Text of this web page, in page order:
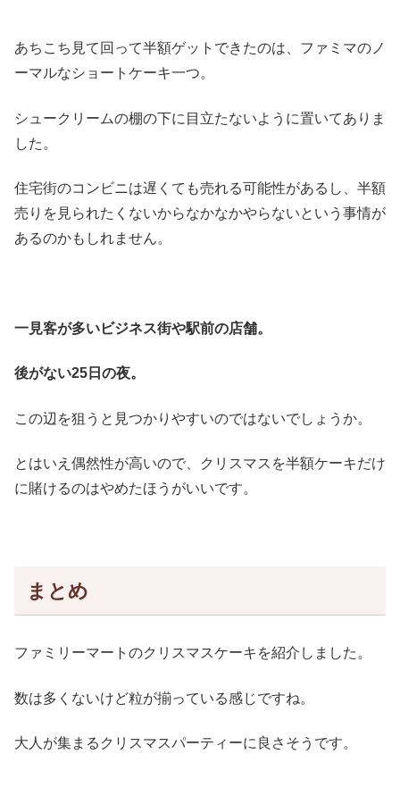
あちこち見て回って半額ゲットできたのは、ファミマのノ
ーマルなショートケーキ一つ。
シュークリームの棚の下に目立たないように置いてありま
した。
住宅街のコンビニは遅くても売れる可能性があるし、半額
売りを見られたくないからなかなかやらないという事情が
あるのかもしれません。
一見客が多いビジネス街や駅前の店舗。
後がない25日の夜。
この辺を狙うと見つかりやすいのではないでしょうか。
とはいえ偶然性が高いので、クリスマスを半額ケーキだけ
に賭けるのはやめたほうがいいです。
まとめ
ファミリーマートのクリスマスケーキを紹介しました。
数は多くないけど粒が揃っている感じですね。
大人が集まるクリスマスパーティーに良さそうです。